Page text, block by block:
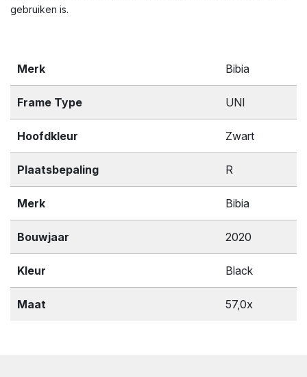
gebruiken is.
Merk Bibia
Frame Type UNI
Hoofdkleur Zwart
Plaatsbepaling R
Merk Bibia
Bouwjaar 2020
Kleur Black
Maat 57,0x